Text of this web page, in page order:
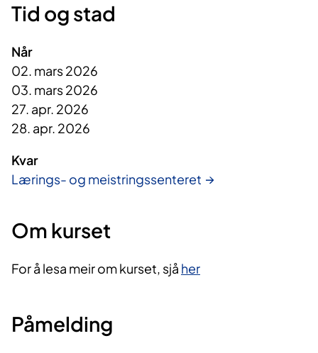
Tid og stad
Når
02. mars 2026
03. mars 2026
27. apr. 2026
28. apr. 2026
Kvar
Lærings- og meistringssenteret
Om kurset
For å lesa meir om kurset, sjå her
Påmelding